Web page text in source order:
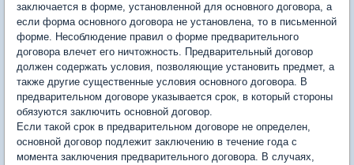
заключается в форме, установленной для основного договора, а
если форма основного договора не установлена, то в письменной
форме. Несоблюдение правил о форме предварительного
договора влечет его ничтожность. Предварительный договор
должен содержать условия, позволяющие установить предмет, а
также другие существенные условия основного договора. В
предварительном договоре указывается срок, в который стороны
обязуются заключить основной договор.
Если такой срок в предварительном договоре не определен,
основной договор подлежит заключению в течение года с
момента заключения предварительного договора. В случаях,